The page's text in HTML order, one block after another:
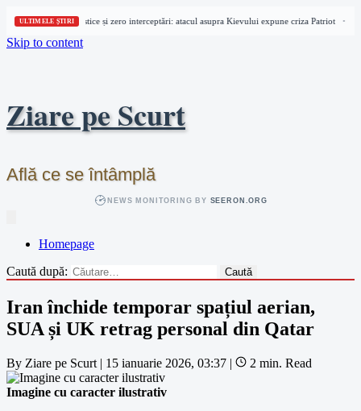
ULTIMELE ȘTIRI
24 de rachete balistice și zero interceptări: atacul asupra Kievului expune criza Patriot
Skip to content
Ziare pe Scurt
Află ce se întâmplă
NEWS MONITORING BY SEERON.ORG
Homepage
Caută după:
Iran închide temporar spațiul aerian,
SUA și UK retrag personal din Qatar
By Ziare pe Scurt | 15 ianuarie 2026, 03:37 | 2 min. Read
Imagine cu caracter ilustrativ